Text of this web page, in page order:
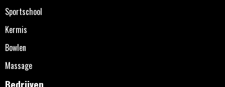
Sportschool
Kermis
Bowlen
Massage
Bedrijven